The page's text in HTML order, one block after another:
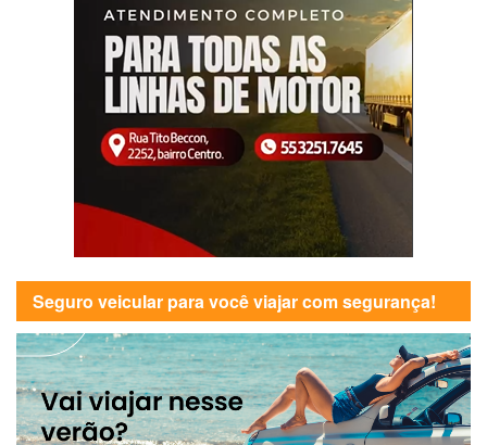
Seguro veicular para você viajar com segurança!